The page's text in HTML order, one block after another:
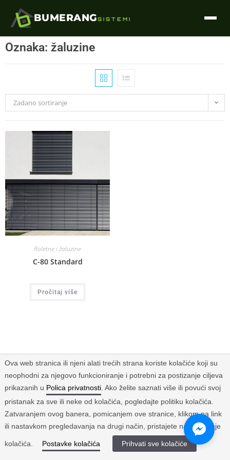
BUMERANGSISTEMI
Oznaka: žaluzine
Zadano sortiranje
Roletne i žaluzine
C-80 Standard
Pročitaj više
Ova web stranica ili njeni alati trećih strana koriste kolačiće koji su
neophodni za njegovo funkcioniranje i potrebni za postizanje ciljeva
prikazanih u Polica privatnosti. Ako želite saznati više ili povući svoj
pristanak za sve ili neke od kolačića, pogledajte politiku kolačića.
Zatvaranjem ovog banera, pomicanjem ove stranice, klikom na link
ili nastavkom pregledavanja na drugi način, pristajete na korištenje
kolačića. Postavke kolačića Prihvati sve kolačiće